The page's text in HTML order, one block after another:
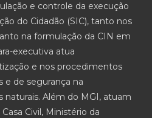
e controle da execução
do Cidadão (SIC), tanto nos
na formulação da CIN em
executiva atua
e nos procedimentos
e de segurança na
naturais. Além do MGI, atuam
Civil, Ministério da